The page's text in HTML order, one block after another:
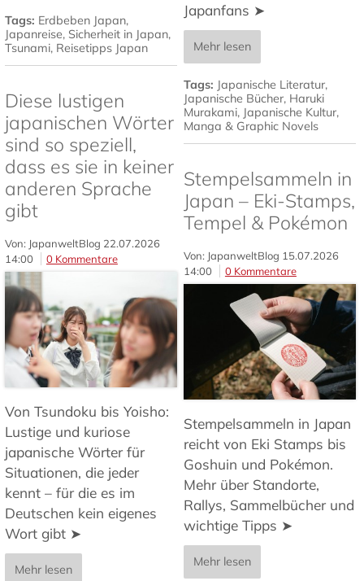
Tags: Erdbeben Japan,
Japanreise, Sicherheit in Japan,
Tsunami, Reisetipps Japan
Japanfans ➤
Mehr lesen
Tags: Japanische Literatur,
Japanische Bücher, Haruki
Murakami, Japanische Kultur,
Manga & Graphic Novels
Diese lustigen
japanischen Wörter
sind so speziell,
dass es sie in keiner
anderen Sprache
gibt
Von: JapanweltBlog 22.07.2026
14:00
0 Kommentare
Von Tsundoku bis Yoisho:
Lustige und kuriose
japanische Wörter für
Situationen, die jeder
kennt – für die es im
Deutschen kein eigenes
Wort gibt ➤
Mehr lesen
Stempelsammeln in
Japan – Eki-Stamps,
Tempel & Pokémon
Von: JapanweltBlog 15.07.2026
14:00
0 Kommentare
Stempelsammeln in Japan
reicht von Eki Stamps bis
Goshuin und Pokémon.
Mehr über Standorte,
Rallys, Sammelbücher und
wichtige Tipps ➤
Mehr lesen